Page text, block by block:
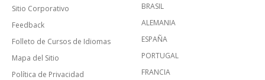
Sitio Corporativo
Feedback
Folleto de Cursos de Idiomas
Mapa del Sitio
Política de Privacidad
BRASIL
ALEMANIA
ESPAÑA
PORTUGAL
FRANCIA